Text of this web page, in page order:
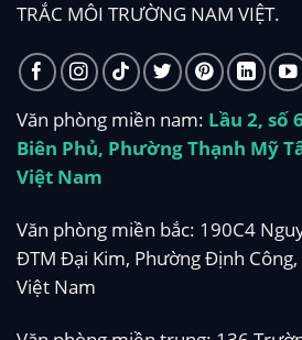
TRẮC MÔI TRƯỜNG NAM VIỆT.
Văn phòng miền nam: Lầu 2, số
Biên Phủ, Phường Thạnh Mỹ
Việt Nam
Văn phòng miền bắc: 190C4
ĐTM Đại Kim, Phường Định
Việt Nam